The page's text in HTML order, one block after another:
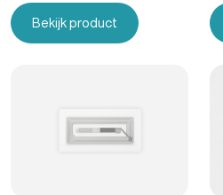
Bekijk product